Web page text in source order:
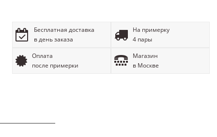
Бесплатная доставка
в день заказа
На примерку
4 пары
Оплата
после примерки
Магазин
в Москве